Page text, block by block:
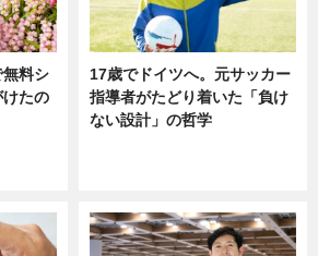
料シ
けたの
17歳でドイツへ。元サッカー
指導者がたどり着いた「負け
ない設計」の哲学